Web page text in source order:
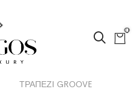
0
ΤΡΑΠΕΖΙ GROOVE